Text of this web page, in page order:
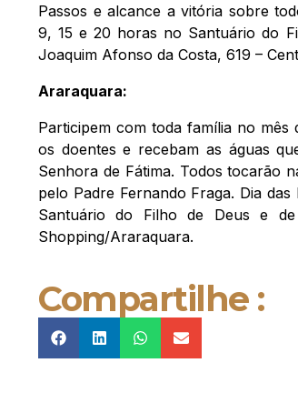
Passos e alcance a vitória sobre
9, 15 e 20 horas no Santuário do
Joaquim Afonso da Costa, 619 –
Araraquara:
Participem com toda família no
os doentes e recebam as águas
Senhora de Fátima. Todos tocarão
pelo Padre Fernando Fraga. Dia
Santuário do Filho de Deus e
Shopping/Araraquara.
Compartilhe :